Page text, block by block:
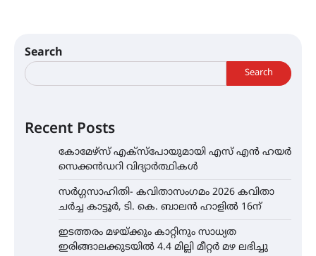
Search
Search
Recent Posts
കോമേഴ്സ് എക്സ്പോയുമായി എസ് എൻ ഹയർ
സെക്കൻഡറി വിദ്യാർത്ഥികൾ
സർഗ്ഗസാഹിതി- കവിതാസംഗമം 2026 കവിതാ
ചർച്ച കാട്ടൂർ, ടി. കെ. ബാലൻ ഹാളിൽ 16ന്
ഇടത്തരം മഴയ്ക്കും കാറ്റിനും സാധ്യത
ഇരിങ്ങാലക്കുടയിൽ 4.4 മില്ലി മീറ്റർ മഴ ലഭിച്ചു